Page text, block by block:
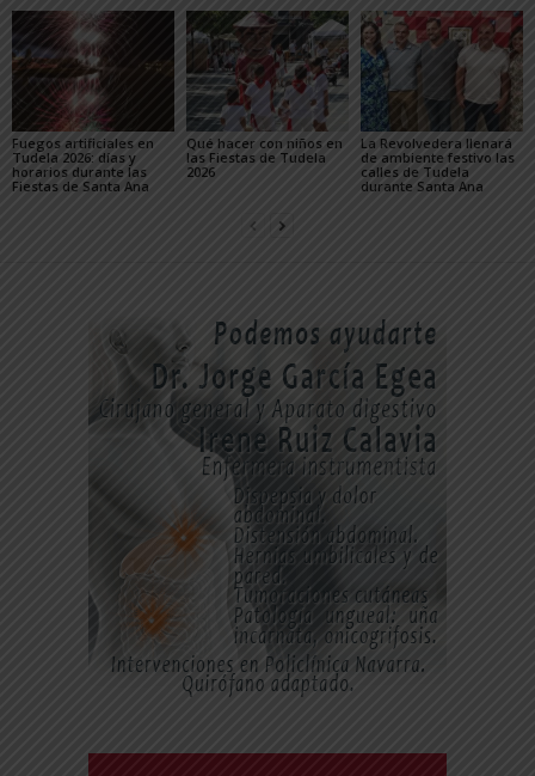
Fuegos artificiales en
Tudela 2026: días y
horarios durante las
Fiestas de Santa Ana
Qué hacer con niños en
las Fiestas de Tudela
2026
La Revolvedera llenará
de ambiente festivo las
calles de Tudela
durante Santa Ana